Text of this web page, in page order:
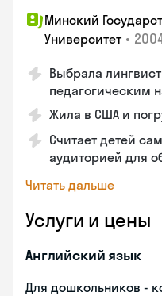
Минский
Университет •
Выбрала
педагогическим
Жила в США и
Считает детей
аудиторией для
Читать дальше
Услуги и цены
Английский язык
Для дошкольников -